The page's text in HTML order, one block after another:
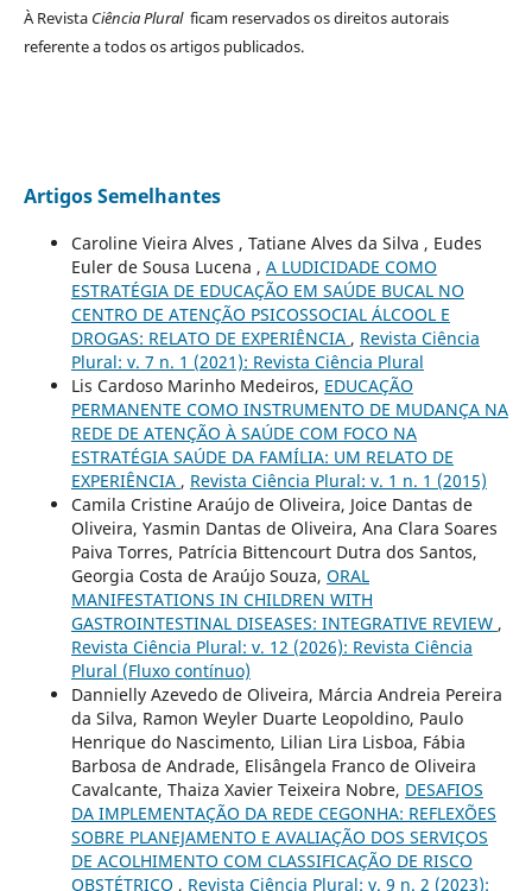
À Revista Ciência Plural ficam reservados os direitos autorais
referente a todos os artigos publicados.
Artigos Semelhantes
Caroline Vieira Alves , Tatiane Alves da Silva , Eudes
Euler de Sousa Lucena , A LUDICIDADE COMO
ESTRATÉGIA DE EDUCAÇÃO EM SAÚDE BUCAL NO
CENTRO DE ATENÇÃO PSICOSSOCIAL ÁLCOOL E
DROGAS: RELATO DE EXPERIÊNCIA , Revista Ciência
Plural: v. 7 n. 1 (2021): Revista Ciência Plural
Lis Cardoso Marinho Medeiros, EDUCAÇÃO
PERMANENTE COMO INSTRUMENTO DE MUDANÇA NA
REDE DE ATENÇÃO À SAÚDE COM FOCO NA
ESTRATÉGIA SAÚDE DA FAMÍLIA: UM RELATO DE
EXPERIÊNCIA , Revista Ciência Plural: v. 1 n. 1 (2015)
Camila Cristine Araújo de Oliveira, Joice Dantas de
Oliveira, Yasmin Dantas de Oliveira, Ana Clara Soares
Paiva Torres, Patrícia Bittencourt Dutra dos Santos,
Georgia Costa de Araújo Souza, ORAL
MANIFESTATIONS IN CHILDREN WITH
GASTROINTESTINAL DISEASES: INTEGRATIVE REVIEW ,
Revista Ciência Plural: v. 12 (2026): Revista Ciência
Plural (Fluxo contínuo)
Dannielly Azevedo de Oliveira, Márcia Andreia Pereira
da Silva, Ramon Weyler Duarte Leopoldino, Paulo
Henrique do Nascimento, Lilian Lira Lisboa, Fábia
Barbosa de Andrade, Elisângela Franco de Oliveira
Cavalcante, Thaiza Xavier Teixeira Nobre, DESAFIOS
DA IMPLEMENTAÇÃO DA REDE CEGONHA: REFLEXÕES
SOBRE PLANEJAMENTO E AVALIAÇÃO DOS SERVIÇOS
DE ACOLHIMENTO COM CLASSIFICAÇÃO DE RISCO
OBSTÉTRICO , Revista Ciência Plural: v. 9 n. 2 (2023):